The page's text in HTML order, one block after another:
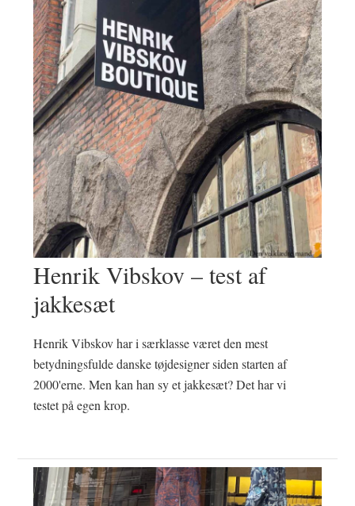
Henrik Vibskov – test af
jakkesæt
Henrik Vibskov har i særklasse været den mest
betydningsfulde danske tøjdesigner siden starten af
2000'erne. Men kan han sy et jakkesæt? Det har vi
testet på egen krop.